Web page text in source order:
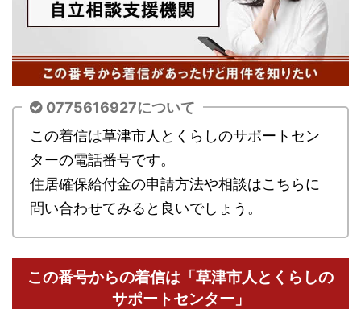
0775616927について
この着信は草津市人とくらしのサポートセン
ターの電話番号です。
住居確保給付金の申請方法や相談はこちらに
問い合わせてみると良いでしょう。
この番号からの着信は「草津市人とくらしの
サポートセンター」